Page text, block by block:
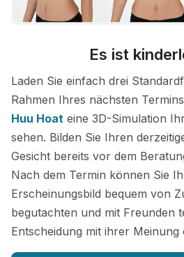
Es ist
Laden Sie einfach drei
Rahmen Ihres nächsten
Huu Hoat eine 3D-Simulation
sehen. Bilden Sie Ihren
Gesicht bereits vor dem
Nach dem Termin können Sie
Erscheinungsbild bequem von
begutachten und mit Freunden
Entscheidung mit ihrer Meinung